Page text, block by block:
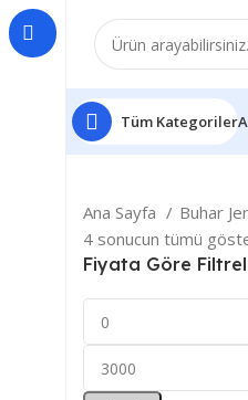
Tüm Kategoriler
Ana Sayfa Buhar
4 sonucun tümü
Fiyata Göre